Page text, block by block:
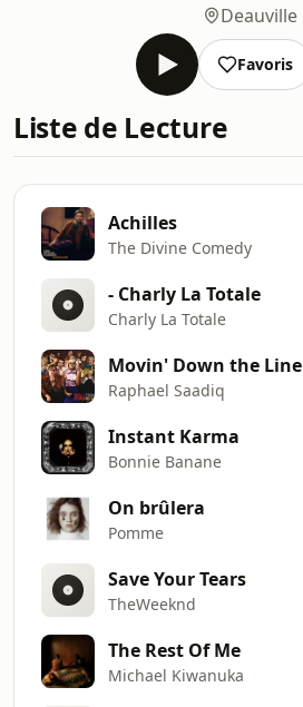
Deauville
Favoris
Liste de Lecture
Achilles
The Divine Comedy
- Charly La Totale
Charly La Totale
Movin' Down the Line
Raphael Saadiq
Instant Karma
Bonnie Banane
On brûlera
Pomme
Save Your Tears
TheWeeknd
The Rest Of Me
Michael Kiwanuka